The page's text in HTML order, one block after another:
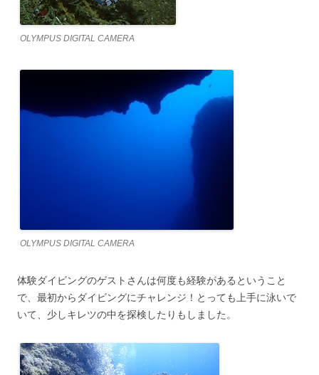
OLYMPUS DIGITAL CAMERA
OLYMPUS DIGITAL CAMERA
体験ダイビングのゲストさんは何度も経験があるということ
で、最初からダイビングにチャレンジ！とっても上手に泳いで
いて、少しキレツの中を探検したりもしました。